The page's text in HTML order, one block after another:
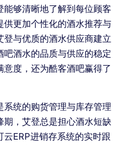
够清晰地了解到每位顾客
供更加个性化的酒水推荐与
与优质的酒水供应商建立
酒水的品质与供应的稳定
度，还为酷客酒吧赢得了
统的购货管理与库存管理
，艾登总是担心酒水短缺
ERP进销存系统的实时跟